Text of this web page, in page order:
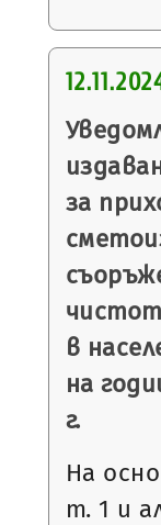
за
в
на
г.
На
т. 1 и